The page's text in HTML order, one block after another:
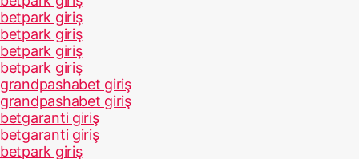
betpark giriş
betpark giriş
betpark giriş
betpark giriş
grandpashabet giriş
grandpashabet giriş
betgaranti giriş
betgaranti giriş
betpark giriş